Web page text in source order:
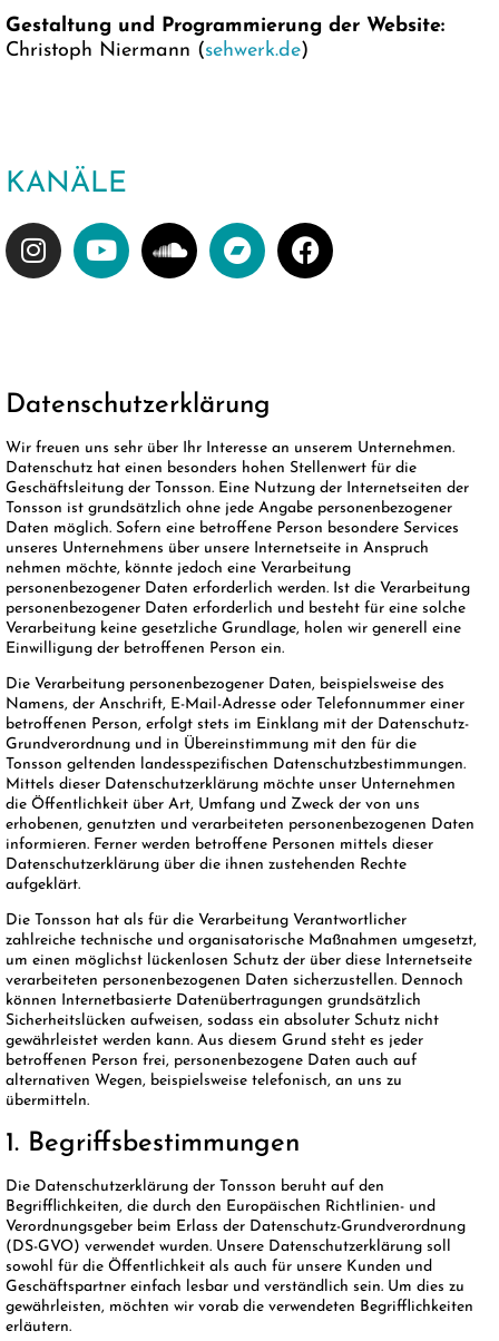
Gestaltung und Programmierung der Website:
Christoph Niermann (sehwerk.de)
KANÄLE
Datenschutzerklärung
Wir freuen uns sehr über Ihr Interesse an unserem Unternehmen.
Datenschutz hat einen besonders hohen Stellenwert für die
Geschäftsleitung der Tonsson. Eine Nutzung der Internetseiten der
Tonsson ist grundsätzlich ohne jede Angabe personenbezogener
Daten möglich. Sofern eine betroffene Person besondere Services
unseres Unternehmens über unsere Internetseite in Anspruch
nehmen möchte, könnte jedoch eine Verarbeitung
personenbezogener Daten erforderlich werden. Ist die Verarbeitung
personenbezogener Daten erforderlich und besteht für eine solche
Verarbeitung keine gesetzliche Grundlage, holen wir generell eine
Einwilligung der betroffenen Person ein.
Die Verarbeitung personenbezogener Daten, beispielsweise des
Namens, der Anschrift, E-Mail-Adresse oder Telefonnummer einer
betroffenen Person, erfolgt stets im Einklang mit der Datenschutz-
Grundverordnung und in Übereinstimmung mit den für die
Tonsson geltenden landesspezifischen Datenschutzbestimmungen.
Mittels dieser Datenschutzerklärung möchte unser Unternehmen
die Öffentlichkeit über Art, Umfang und Zweck der von uns
erhobenen, genutzten und verarbeiteten personenbezogenen Daten
informieren. Ferner werden betroffene Personen mittels dieser
Datenschutzerklärung über die ihnen zustehenden Rechte
aufgeklärt.
Die Tonsson hat als für die Verarbeitung Verantwortlicher
zahlreiche technische und organisatorische Maßnahmen umgesetzt,
um einen möglichst lückenlosen Schutz der über diese Internetseite
verarbeiteten personenbezogenen Daten sicherzustellen. Dennoch
können Internetbasierte Datenübertragungen grundsätzlich
Sicherheitslücken aufweisen, sodass ein absoluter Schutz nicht
gewährleistet werden kann. Aus diesem Grund steht es jeder
betroffenen Person frei, personenbezogene Daten auch auf
alternativen Wegen, beispielsweise telefonisch, an uns zu
übermitteln.
1. Begriffsbestimmungen
Die Datenschutzerklärung der Tonsson beruht auf den
Begrifflichkeiten, die durch den Europäischen Richtlinien- und
Verordnungsgeber beim Erlass der Datenschutz-Grundverordnung
(DS-GVO) verwendet wurden. Unsere Datenschutzerklärung soll
sowohl für die Öffentlichkeit als auch für unsere Kunden und
Geschäftspartner einfach lesbar und verständlich sein. Um dies zu
gewährleisten, möchten wir vorab die verwendeten Begrifflichkeiten
erläutern.